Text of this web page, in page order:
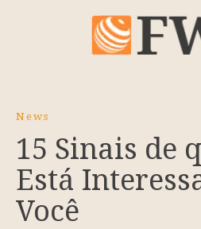
News
15 Sinais de
Está
Você